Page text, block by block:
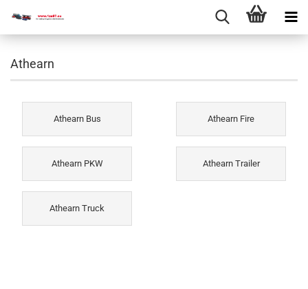
Athearn
Athearn Bus Athearn Fire
Athearn PKW Athearn Trailer
Athearn Truck